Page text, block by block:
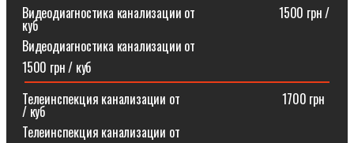
Видеодиагностика канализации от⠀⠀⠀⠀⠀⠀⠀⠀⠀1500 грн /
куб
Видеодиагностика канализации от
1500 грн / куб
Телеинспекция канализации от⠀⠀⠀⠀⠀⠀⠀⠀⠀⠀⠀1700 грн
/ куб
Телеинспекция канализации от